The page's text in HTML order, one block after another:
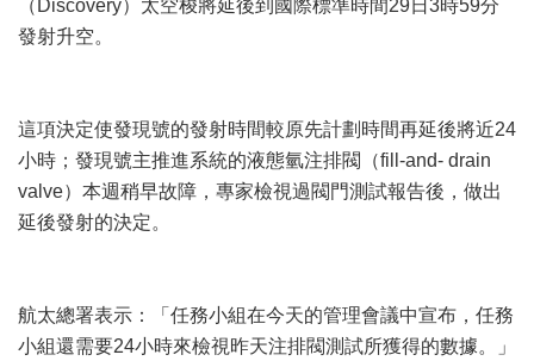
（Discovery）太空梭將延後到國際標準時間29日3時59分
發射升空。
這項決定使發現號的發射時間較原先計劃時間再延後將近24
小時；發現號主推進系統的液態氫注排閥（fill-and- drain
valve）本週稍早故障，專家檢視過閥門測試報告後，做出
延後發射的決定。
航太總署表示：「任務小組在今天的管理會議中宣布，任務
小組還需要24小時來檢視昨天注排閥測試所獲得的數據。」